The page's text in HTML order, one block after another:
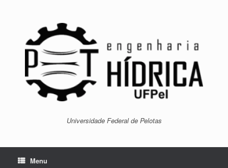
Universidade Federal de Pelotas
Menu